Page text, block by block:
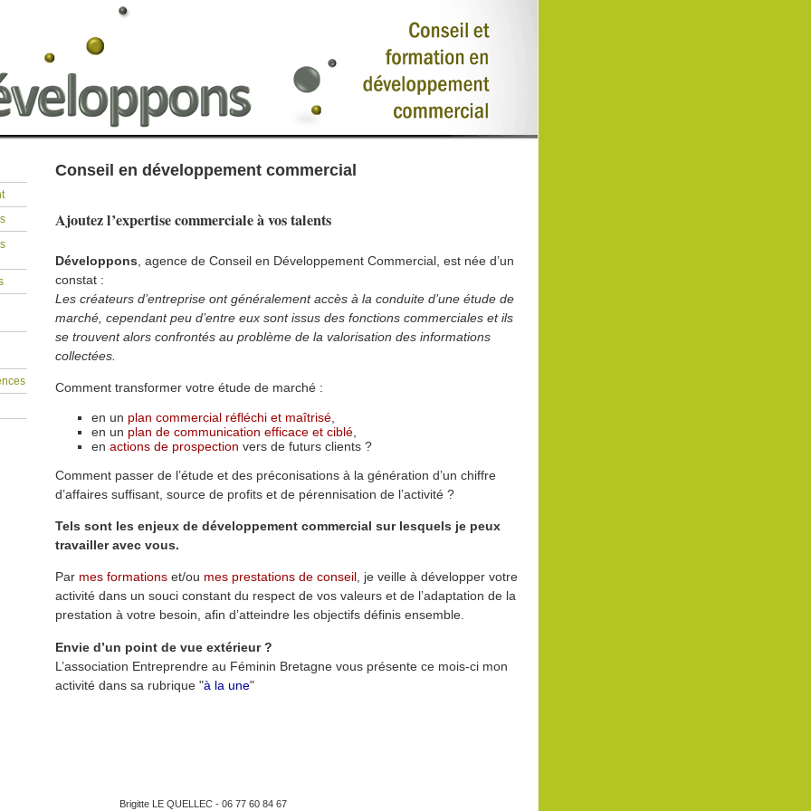
Conseil en développement commercial
Ajoutez l’expertise commerciale à vos talents
Développons , agence de Conseil en Développement Commercial, est née d’un
constat :
Les créateurs d’entreprise ont généralement accès à la conduite d’une étude de
marché, cependant peu d’entre eux sont issus des fonctions commerciales et ils
se trouvent alors confrontés au problème de la valorisation des informations
collectées.
Comment transformer votre étude de marché :
en un plan commercial réfléchi et maîtrisé
en un plan de communication efficace et ciblé
en actions de prospection vers de futurs clients ?
Comment passer de l’étude et des préconisations à la génération d’un chiffre
d’affaires suffisant, source de profits et de pérennisation de l’activité ?
Tels sont les enjeux de développement commercial sur lesquels je peux
travailler avec vous.
Par mes formations et/ou mes prestations de conseil, je veille à développer votre
activité dans un souci constant du respect de vos valeurs et de l’adaptation de la
prestation à votre besoin, afin d’atteindre les objectifs définis ensemble.
Envie d’un point de vue extérieur ?
L’association Entreprendre au Féminin Bretagne vous présente ce mois-ci mon
activité dans sa rubrique "à la une"
Brigitte LE QUELLEC - 06 77 60 84 67